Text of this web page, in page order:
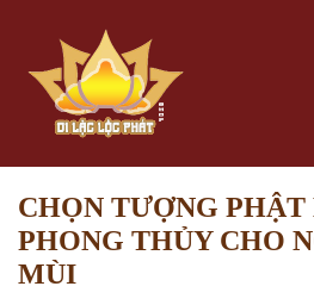
CHỌN TƯỢNG
PHONG THỦY CHO
MÙI